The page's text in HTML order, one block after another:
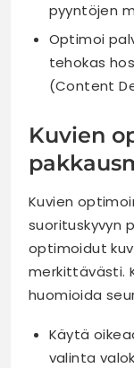
pyyntöjen
Optimoi
tehokas
(Content
Kuvien
Kuvien
suorituskyvyn
optimoidut
merkittävästi.
huomioida
Käytä
valinta